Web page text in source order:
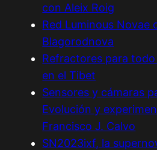
con Aleix Roig
Red Luminous Novae
Blagorodnova
Refractores para
en el Tibet
Sensores y cámaras
Evolución y
Francisco J. Calvo
SN2023ixf, la